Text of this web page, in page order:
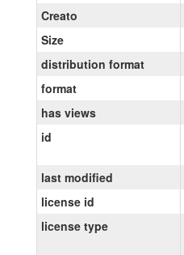
Creato
Size
distribution format
format
has views
id
last modified
license id
license type